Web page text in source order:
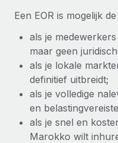
Secundaire
beheren
Meer informatie
Productupdates
integraties en
Het blijft de missie van
te helpen bij het
Meer informatie
Een EOR is mogelijk
als je
maar geen
als je lokale
definitief uitbreidt;
als je volledige
en
als je snel en
Marokko wilt